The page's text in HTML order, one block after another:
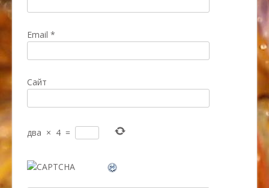
Email *
Сайт
два × 4 =